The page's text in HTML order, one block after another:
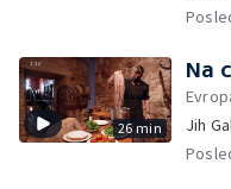
26 min
Na
Jih